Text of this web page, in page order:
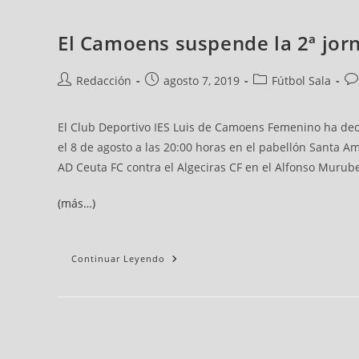
El Camoens suspende la 2ª
Redacción agosto 7, 2019 Fútbol Sala
El Club Deportivo IES Luis de Camoens Femenino ha
el 8 de agosto a las 20:00 horas en el pabellón Santa
AD Ceuta FC contra el Algeciras CF en el Alfonso
(más…)
Continuar Leyendo